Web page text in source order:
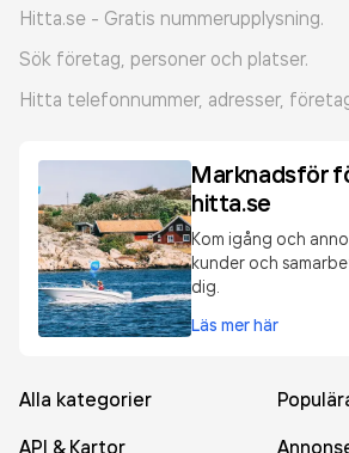
Hitta.se - Gratis nummerupplysning.
Sök företag, personer och platser.
Hitta telefonnummer, adresser,
Marknadsför
hitta.se
Kom igång och
kunder och
dig.
Läs mer här
Alla kategorier
API & Kartor